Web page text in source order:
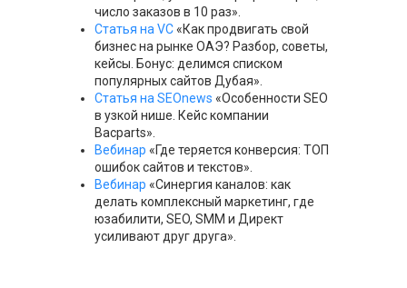
число заказов в 10 раз».
Статья на VC«Как продвигать свой
бизнес на рынке ОАЭ? Разбор, советы,
кейсы. Бонус: делимся списком
популярных сайтов Дубая».
Статья на SEOnews «Особенности SEO
в узкой нише. Кейс компании
Bacparts».
Вебинар «Где теряется конверсия: ТОП
ошибок сайтов и текстов».
Вебинар «Синергия каналов: как
делать комплексный маркетинг, где
юзабилити, SEO, SMM и Директ
усиливают друг друга».